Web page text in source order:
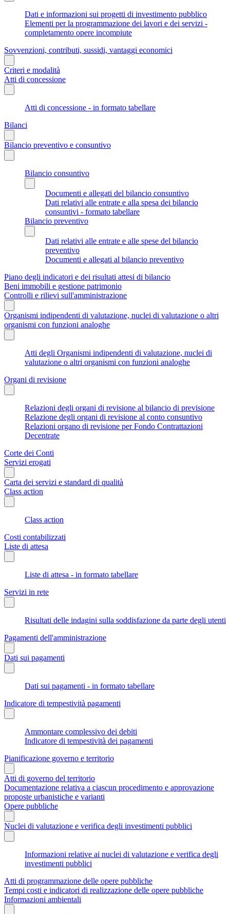
Dati e informazioni sui progetti di investimento pubblico
Elementi per la programmazione dei lavori e dei servizi -
completamento opere incompiute
Sovvenzioni, contributi, sussidi, vantaggi economici
Criteri e modalità
Atti di concessione
Atti di concessione - in formato tabellare
Bilanci
Bilancio preventivo e consuntivo
Bilancio consuntivo
Documenti e allegati del bilancio consuntivo
Dati relativi alle entrate e alla spesa dei bilancio
consuntivi - formato tabellare
Bilancio preventivo
Dati relativi alle entrate e alle spese del bilancio
preventivo
Documenti e allegati al bilancio preventivo
Piano degli indicatori e dei risultati attesi di bilancio
Beni immobili e gestione patrimonio
Controlli e rilievi sull'amministrazione
Organismi indipendenti di valutazione, nuclei di valutazione o altri
organismi con funzioni analoghe
Atti degli Organismi indipendenti di valutazione, nuclei di
valutazione o altri organismi con funzioni analoghe
Organi di revisione
Relazioni degli organi di revisione al bilancio di previsione
Relazione degli organi di revisione al conto consuntivo
Relazioni organo di revisione per Fondo Contrattazioni
Decentrate
Corte dei Conti
Servizi erogati
Carta dei servizi e standard di qualità
Class action
Class action
Costi contabilizzati
Liste di attesa
Liste di attesa - in formato tabellare
Servizi in rete
Risultati delle indagini sulla soddisfazione da parte degli utenti
Pagamenti dell'amministrazione
Dati sui pagamenti
Dati sui pagamenti - in formato tabellare
Indicatore di tempestività pagamenti
Ammontare complessivo dei debiti
Indicatore di tempestività dei pagamenti
Pianificazione governo e territorio
Atti di governo del territorio
Documentazione relativa a ciascun procedimento e approvazione
proposte urbanistiche e varianti
Opere pubbliche
Nuclei di valutazione e verifica degli investimenti pubblici
Informazioni relative ai nuclei di valutazione e verifica degli
investimenti pubblici
Atti di programmazione delle opere pubbliche
Tempi costi e indicatori di realizzazione delle opere pubbliche
Informazioni ambientali